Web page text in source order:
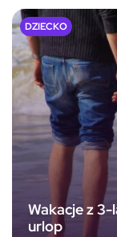
Wakacje z
urlop
DZIECKO